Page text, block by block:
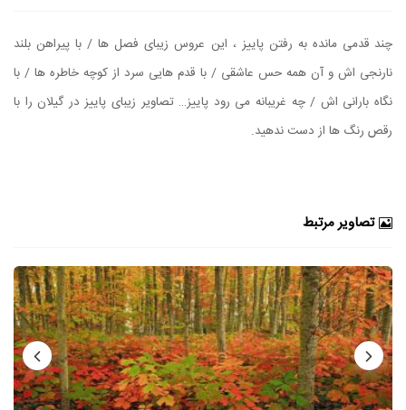
چند قدمی مانده به رفتن پاییز ، این عروس زیبای فصل‌ ها / با پیراهن بلند
نارنجی‌ اش و آن همه حس عاشقی / با قدم‌ هایی سرد از کوچه‌ خاطره‌ ها / با
نگاه بارانی‌ اش / چه غریبانه می‌ رود پاییز… تصاویر زیبای پاییز در گیلان را با
رقص رنگ ها از دست ندهید.
تصاویر مرتبط